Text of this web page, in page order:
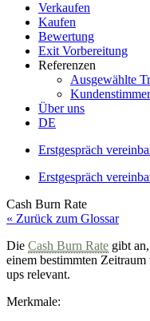
Verkaufen
Kaufen
Bewertung
Exit Vorbereitung
Referenzen
Ausgewählte
Über uns
DE
Erstgespräch
Erstgespräch
Cash Burn Rate
« Zurück zum Glossar
Die Cash Burn Rate gibt
einem bestimmten
ups relevant.
Merkmale: